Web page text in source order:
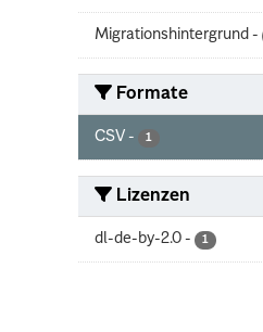
Migrationshintergrund -
Formate
CSV - 1
Lizenzen
dl-de-by-2.0 - 1